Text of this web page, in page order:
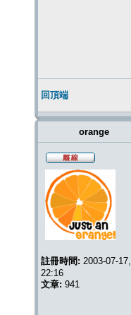
回頂端
orange
註冊時間: 2003-07-17,
22:16
文章: 941